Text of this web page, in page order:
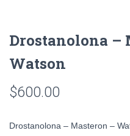
Drostanolona –
Watson
$600.00
Drostanolona – Masteron –